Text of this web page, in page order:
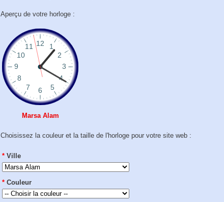
Aperçu de votre horloge :
Marsa Alam
Choisissez la couleur et la taille de l'horloge pour votre site web :
* Ville
* Couleur